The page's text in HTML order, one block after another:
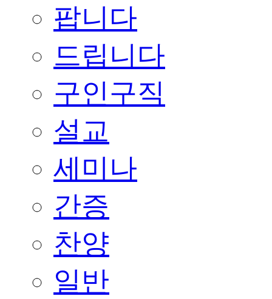
팝니다
드립니다
구인구직
설교
세미나
간증
찬양
일반